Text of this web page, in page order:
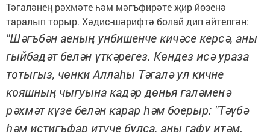
Тәгаләнең рәхмәте һәм мәгъфирәте җир йөзенә
таралып торыр. Хәдис-шәрифтә болай дип әйтелгән:
"Шәгъбән аеның унбишенче кичәсе керсә, аны
гыйбадәт белән үткәрегез. Көндез исә ураза
тотыгыз, чөнки Аллаһы Тәгалә ул кичне
кояшның чыгуына кадәр дөнья галәменә
рәхмәт күзе белән карар һәм боерыр: "Тәүбә
һәм истигъфар итүче булса, аны гафу итәм.